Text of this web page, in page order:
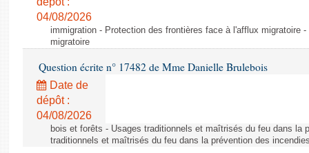
04/08/2026
immigration - Protection des frontières face à l'afflux migratoire
migratoire
Question écrite n° 17482 de Mme Danielle Brulebois
Date de
dépôt :
04/08/2026
bois et forêts - Usages traditionnels et maîtrisés du feu dans la
traditionnels et maîtrisés du feu dans la prévention des